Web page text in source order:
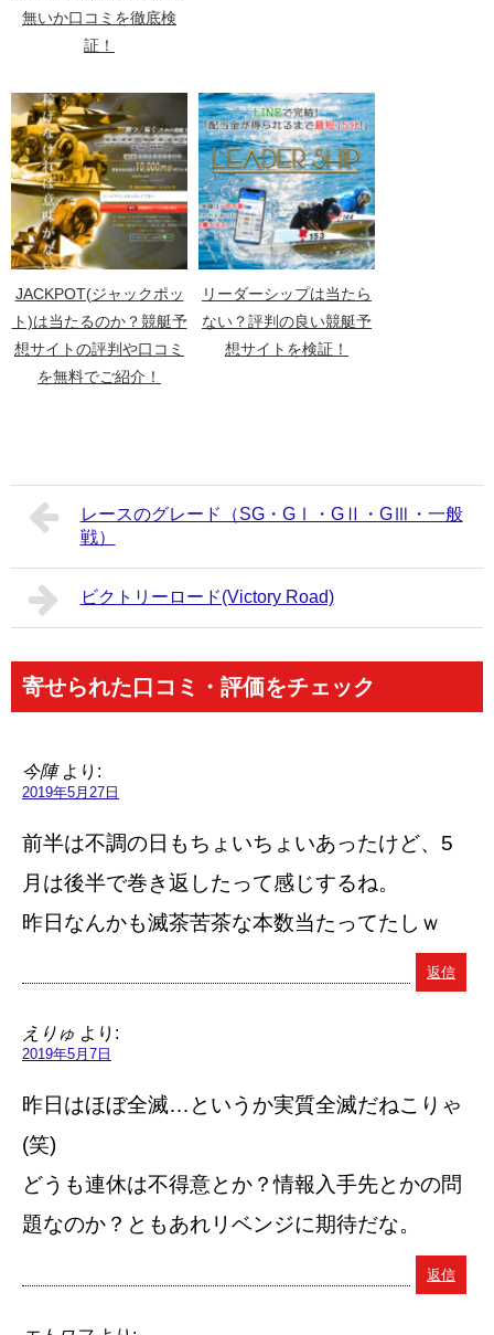
無いか口コミを徹底検
証！
JACKPOT(ジャックポッ
ト)は当たるのか？競艇予
想サイトの評判や口コミ
を無料でご紹介！
リーダーシップは当たら
ない？評判の良い競艇予
想サイトを検証！
レースのグレード（SG・GⅠ・GⅡ・GⅢ・一般
戦）
ビクトリーロード(Victory Road)
寄せられた口コミ・評価をチェック
今陣 より:
2019年5月27日
前半は不調の日もちょいちょいあったけど、5
月は後半で巻き返したって感じするね。
昨日なんかも滅茶苦茶な本数当たってたしｗ
返信
えりゅ より:
2019年5月7日
昨日はほぼ全滅…というか実質全滅だねこりゃ
(笑)
どうも連休は不得意とか？情報入手先とかの問
題なのか？ともあれリベンジに期待だな。
返信